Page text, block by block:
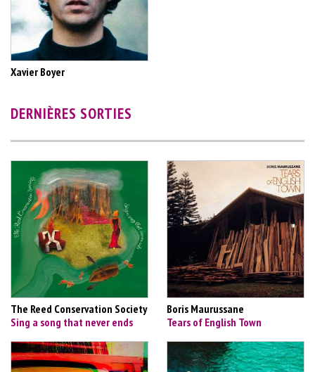
Xavier Boyer
DERNIÈRES SORTIES
The Reed Conservation Society
Sing a song that never ends
Boris Maurussane
Tears of English Town